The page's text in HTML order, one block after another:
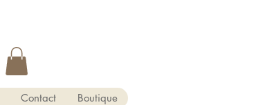
Contact Boutique